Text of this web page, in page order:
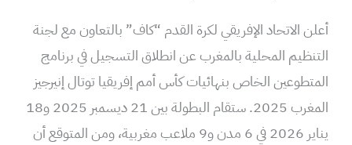
أعلن الاتحاد الإفريقي لكرة القدم “كاف” بالتعاون مع لجنة
التنظيم المحلية بالمغرب عن انطلاق التسجيل في برنامج
المتطوعين الخاص بنهائيات كأس أمم إفريقيا توتال إنيرجيز
المغرب 2025. ستقام البطولة بين 21 ديسمبر 2025 و18
يناير 2026 في 6 مدن و9 ملاعب مغربية، ومن المتوقع أن